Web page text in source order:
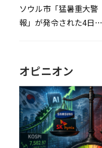
ソウル市「猛暑重大警
報」が発令された4日、
オピニオン